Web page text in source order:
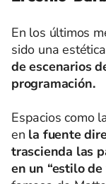
En los últimos
sido una
de escenarios
programación.
Espacios como
en la fuente
trascienda las
en un “estilo de